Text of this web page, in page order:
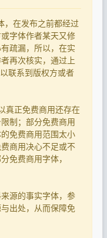
，在发布之前都经过
字体作者某天又修
疏漏，所以，在实
再次核实，通过上
联系到版权方或者
真正免费商用还存在
制；部分免费商用
免费商用范围太小
商用决心不足或不
免费商用字体，
源的事实字体，参
出处，从而保障免